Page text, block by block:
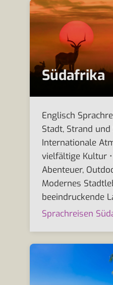
Südafrika
Englisch
Stadt, Strand und
Internationale
vielfältige Kultur
Abenteuer,
Modernes
beeindruckende
Sprachreisen